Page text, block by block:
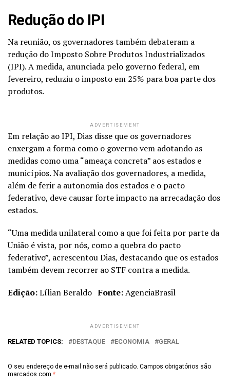
Redução do IPI
Na reunião, os governadores também debateram a
redução do Imposto Sobre Produtos Industrializados
(IPI). A medida, anunciada pelo governo federal, em
fevereiro, reduziu o imposto em 25% para boa parte dos
produtos.
ADVERTISEMENT
Em relação ao IPI, Dias disse que os governadores
enxergam a forma como o governo vem adotando as
medidas como uma “ameaça concreta” aos estados e
municípios. Na avaliação dos governadores, a medida,
além de ferir a autonomia dos estados e o pacto
federativo, deve causar forte impacto na arrecadação dos
estados.
“Uma medida unilateral como a que foi feita por parte da
União é vista, por nós, como a quebra do pacto
federativo”, acrescentou Dias, destacando que os estados
também devem recorrer ao STF contra a medida.
Edição:Lílian BeraldoFonte:AgenciaBrasil
ADVERTISEMENT
RELATED TOPICS: DESTAQUE ECONOMIA GERAL
O seu endereço de e-mail não será publicado. Campos obrigatórios são
marcados com *